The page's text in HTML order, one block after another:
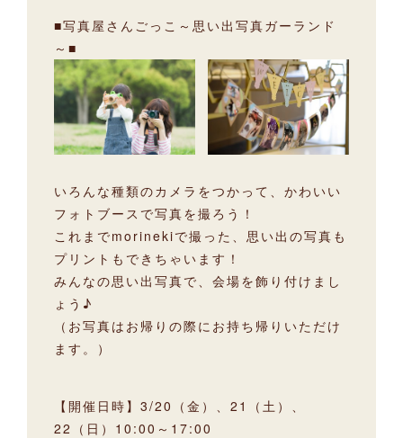
■写真屋さんごっこ～思い出写真ガーランド
～■
いろんな種類のカメラをつかって、かわいい
フォトブースで写真を撮ろう！
これまでmorinekiで撮った、思い出の写真も
プリントもできちゃいます！
みんなの思い出写真で、会場を飾り付けまし
ょう♪
（お写真はお帰りの際にお持ち帰りいただけ
ます。）
【開催日時】3/20（金）、21（土）、
22（日）10:00～17:00